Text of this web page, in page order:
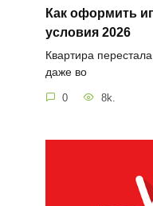
Как оформить
условия 2026
Квартира
даже во
0 8k.